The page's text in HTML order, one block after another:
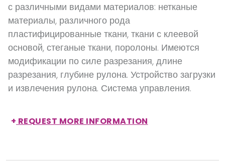
с различными видами материалов: нетканые
материалы, различного рода
пластифицированные ткани, ткани с клеевой
основой, стеганые ткани, поролоны. Имеются
модификации по силе разрезания, длине
разрезания, глубине рулона. Устройство загрузки
и извлечения рулона. Система управления.
+ REQUEST MORE INFORMATION